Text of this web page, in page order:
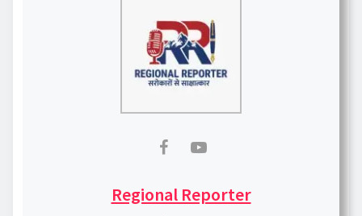
Regional Reporter